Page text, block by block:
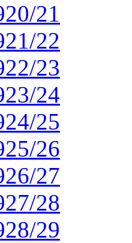
21
22
23
24
25
26
27
28
29